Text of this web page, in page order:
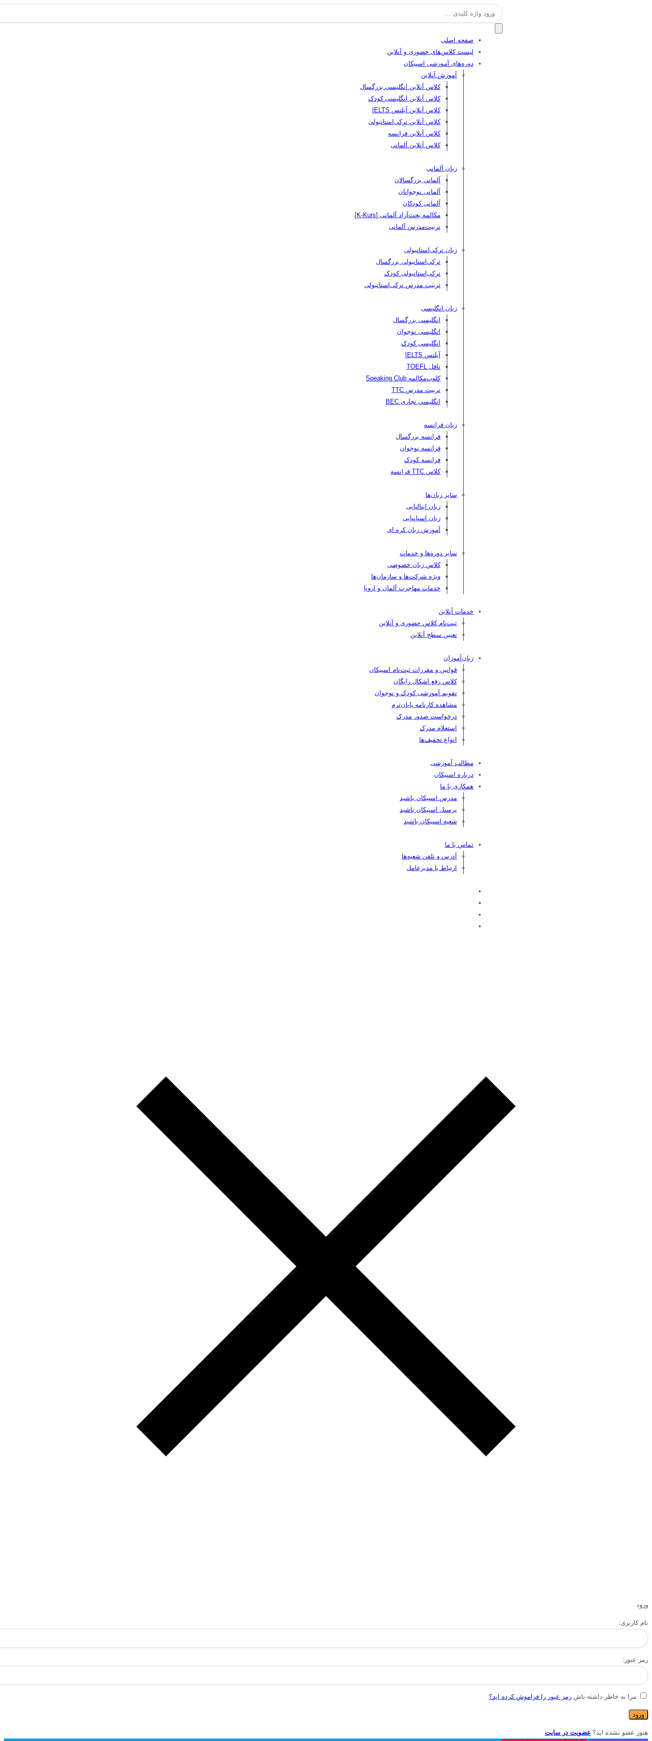
جستجو
برای:
صفحه اصلی
لیست کلاس‌های حضوری و آنلاین
دوره‌های آموزشی اسپیکان
آموزش آنلاین
کلاس آنلاین انگلیسی بزرگسال
کلاس آنلاین انگلیسی کودک
کلاس آنلاین آیلتس IELTS
کلاس آنلاین ترکی‌استانبولی
کلاس آنلاین فرانسه
کلاس آنلاین آلمانی
زبان آلمانی
آلمانی بزرگسالان
آلمانی نوجوانان
آلمانی کودکان
مکالمه بحث‌آزاد آلمانی [K-Kurs]
تربیت‌مدرس آلمانی
زبان ترکی‌استانبولی
ترکی‌استانبولی بزرگسال
ترکی‌استانبولی کودک
تربیت مدرس ترکی‌استانبولی
زبان انگلیسی
انگلیسی بزرگسال
انگلیسی نوجوان
انگلیسی کودک
آیلتس IELTS
تافل TOEFL
کلوپ‌مکالمه Speaking Club
تربیت مدرس TTC
انگلیسی تجاری BEC
زبان فرانسه
فرانسه بزرگسال
فرانسه نوجوان
فرانسه کودک
کلاس TTC فرانسه
سایر زبان‌ها
زبان ایتالیایی
زبان اسپانیایی
آموزش زبان کره ای
سایر دوره‌ها و خدمات
کلاس زبان خصوصی
ویژه شرکت‌ها و سازمان‌ها
خدمات مهاجرت آلمان و اروپا
خدمات آنلاین
ثبت‌نام کلاس حضوری و آنلاین
تعیین سطح آنلاین
زبان‌آموزان
قوانین و مقررات ثبت‌نام اسپیکان
کلاس رفع اشکال رایگان
تقویم آموزشی کودک و نوجوان
مشاهده کارنامه پایان‌ترم
درخواست صدور مدرک
استعلام مدرک
انواع تخفیف‌ها
مطالب آموزشی
درباره اسپیکان
همکاری با ما
مدرس اسپیکان باشید
پرسنل اسپیکان باشید
شعبه اسپیکان باشید
تماس با ما
آدرس و تلفن شعبه‌ها
ارتباط با مدیرعامل
ورود
نام کاربری:
رمز عبور:
مرا به خاطر داشته باش رمز عبور را فراموش کرده اید؟
هنوز عضو نشده اید؟ عضویت در سایت